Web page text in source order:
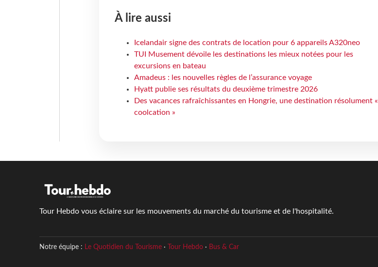
À lire aussi
Icelandair signe des contrats de location pour 6 appareils A320neo
TUI Musement dévoile les destinations les mieux notées pour les
excursions en bateau
Amadeus : les nouvelles règles de l’assurance voyage
Hyatt publie ses résultats du deuxième trimestre 2026
Des vacances rafraîchissantes en Hongrie, une destination résolument «
coolcation »
Tour Hebdo vous éclaire sur les mouvements du marché du tourisme et de l'hospitalité.
Notre équipe : Le Quotidien du Tourisme· Tour Hebdo· Bus & Car